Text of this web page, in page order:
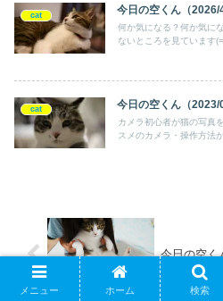
cat 今日の空くん（2026/
何か気になる？何か気に
ないところを見ています
cat 今日の空くん（2023/
カメラ初心者が猫の写真
スメのカメラ・操作方法
今日の空く
メニュー ホーム 検索